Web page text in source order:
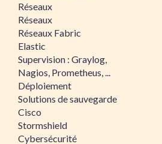
Réseaux
Réseaux
Réseaux Fabric
Elastic
Supervision : Graylog,
Nagios, Prometheus, ...
Déploiement
Solutions de sauvegarde
Cisco
Stormshield
Cybersécurité